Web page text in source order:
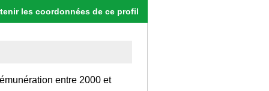
les coordonnées de ce profil
entre 2000 et